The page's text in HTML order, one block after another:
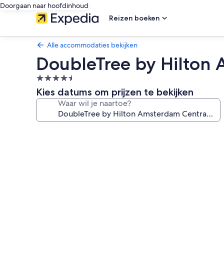
Doorgaan naar hoofdinhoud
Reizen boeken
Alle accommodaties bekijken
DoubleTree by Hilton
4.5-
sterrenaccommodatie
Kies datums om prijzen te bekijken
Waar wil je naartoe?